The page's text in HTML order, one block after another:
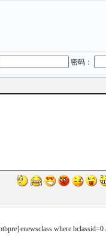
密码：
where